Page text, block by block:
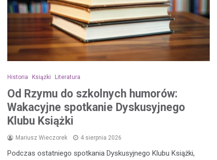
Historia Książki Literatura
Od Rzymu do szkolnych humorów:
Wakacyjne spotkanie Dyskusyjnego
Klubu Książki
Mariusz Wieczorek 4 sierpnia 2026
Podczas ostatniego spotkania Dyskusyjnego Klubu Książki,